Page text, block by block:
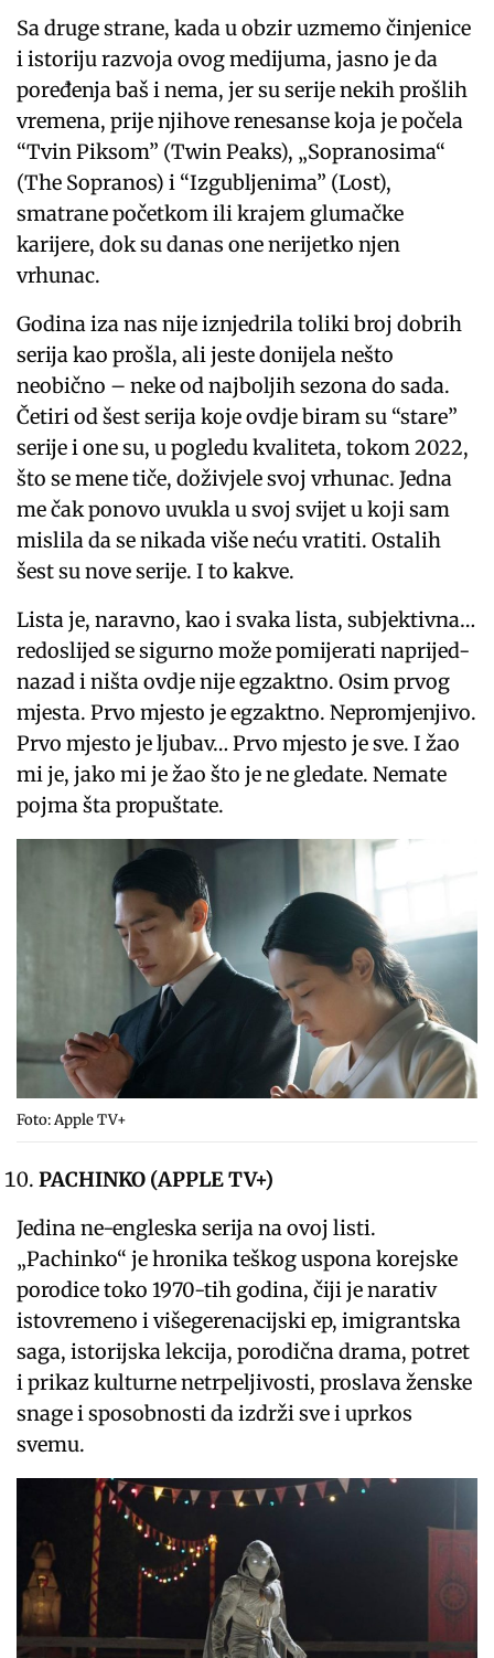
Sa druge strane, kada u obzir uzmemo činjenice
i istoriju razvoja ovog medijuma, jasno je da
poređenja baš i nema, jer su serije nekih prošlih
vremena, prije njihove renesanse koja je počela
“Tvin Piksom” (Twin Peaks), „Sopranosima“
(The Sopranos) i “Izgubljenima” (Lost),
smatrane početkom ili krajem glumačke
karijere, dok su danas one nerijetko njen
vrhunac.
Godina iza nas nije iznjedrila toliki broj dobrih
serija kao prošla, ali jeste donijela nešto
neobično – neke od najboljih sezona do sada.
Četiri od šest serija koje ovdje biram su “stare”
serije i one su, u pogledu kvaliteta, tokom 2022,
što se mene tiče, doživjele svoj vrhunac. Jedna
me čak ponovo uvukla u svoj svijet u koji sam
mislila da se nikada više neću vratiti. Ostalih
šest su nove serije. I to kakve.
Lista je, naravno, kao i svaka lista, subjektivna…
redoslijed se sigurno može pomijerati naprijed-
nazad i ništa ovdje nije egzaktno. Osim prvog
mjesta. Prvo mjesto je egzaktno. Nepromjenjivo.
Prvo mjesto je ljubav… Prvo mjesto je sve. I žao
mi je, jako mi je žao što je ne gledate. Nemate
pojma šta propuštate.
Foto: Apple TV+
PACHINKO (APPLE TV+)
Jedina ne-engleska serija na ovoj listi.
„Pachinko“ je hronika teškog uspona korejske
porodice toko 1970-tih godina, čiji je narativ
istovremeno i višegerenacijski ep, imigrantska
saga, istorijska lekcija, porodična drama, potret
i prikaz kulturne netrpeljivosti, proslava ženske
snage i sposobnosti da izdrži sve i uprkos
svemu.